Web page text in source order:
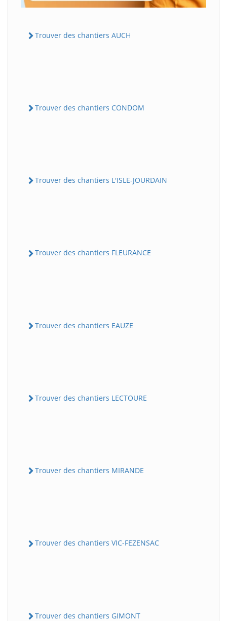
Trouver des chantiers AUCH
Trouver des chantiers CONDOM
Trouver des chantiers L'ISLE-JOURDAIN
Trouver des chantiers FLEURANCE
Trouver des chantiers EAUZE
Trouver des chantiers LECTOURE
Trouver des chantiers MIRANDE
Trouver des chantiers VIC-FEZENSAC
Trouver des chantiers GIMONT